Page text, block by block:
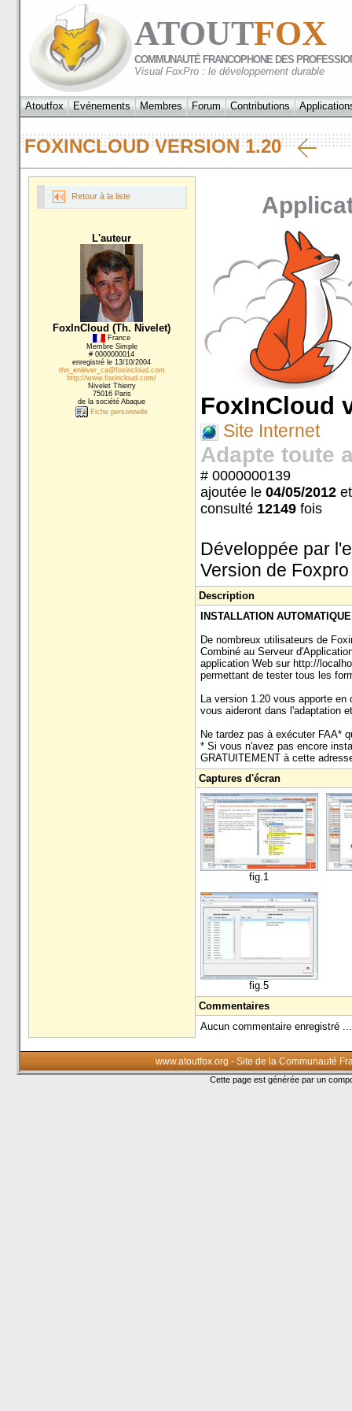
ATOUTFOX
COMMUNAUTÉ FRANCOPHONE DES
Visual FoxPro : le développement durable
Atoutfox Evénements Membres Forum Contributions
FOXINCLOUD VERSION 1.20
Retour à la liste
L'auteur
FoxInCloud (Th. Nivelet)
France
Membre Simple
# 0000000014
enregistré le 13/10/2004
thn_enlever_ca@foxincloud.com
http://www.foxincloud.com/
Nivelet Thierry
75016 Paris
de la société Abaque
Fiche personnelle
FoxInCloud
Site Internet
Adapte toute
# 0000000139
ajoutée le 04/05/2012et
consulté 12149fois
Développée par
Version de
Description
INSTALLATION
De nombreux utilisateurs de
Combiné au Serveur
application Web sur http://
permettant de tester tous les
La version 1.20 vous apporte
vous aideront dans l'adaptation
Ne tardez pas à exécuter FAA*
* Si vous n'avez pas encore
GRATUITEMENT à cette
Captures d'écran
fig.1
fig.5
Commentaires
Aucun commentaire enregistré ...
www.atoutfox.org - Site de la Communauté
Cette page est générée par un